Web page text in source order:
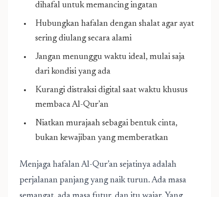
dihafal untuk memancing ingatan
Hubungkan hafalan dengan shalat agar ayat
sering diulang secara alami
Jangan menunggu waktu ideal, mulai saja
dari kondisi yang ada
Kurangi distraksi digital saat waktu khusus
membaca Al-Qur’an
Niatkan murajaah sebagai bentuk cinta,
bukan kewajiban yang memberatkan
Menjaga hafalan Al-Qur’an sejatinya adalah
perjalanan panjang yang naik turun. Ada masa